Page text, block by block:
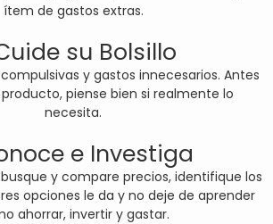
ítem de gastos extras.
su Bolsillo
y gastos innecesarios. Antes
piense bien si realmente lo
necesita.
e Investiga
y compare precios, identifique los
opciones le da y no deje de aprender
ahorrar, invertir y gastar.